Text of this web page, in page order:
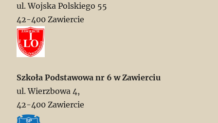
ul. Wojska Polskiego 55
42-400 Zawiercie
Szkoła Podstawowa nr 6 w Zawierciu
ul. Wierzbowa 4,
42-400 Zawiercie